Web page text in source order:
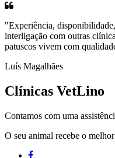
"Experiência,
interligação com outras
patuscos vivem com
Luís Magalhães
Clínicas VetLino
Contamos com uma
O seu animal recebe o